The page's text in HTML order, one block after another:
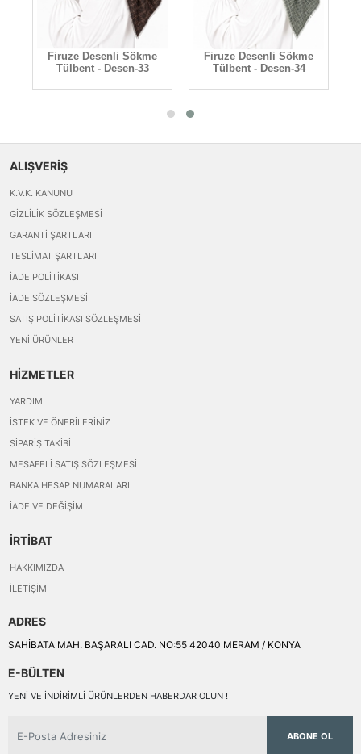
Firuze Desenli Sökme
Tülbent - Desen-33
Firuze Desenli Sökme
Tülbent - Desen-34
ALIŞVERİŞ
K.V.K. KANUNU
GIZLILIK SÖZLEŞMESI
GARANTI ŞARTLARI
TESLIMAT ŞARTLARI
İADE POLITIKASI
İADE SÖZLEŞMESI
SATIŞ POLITIKASI SÖZLEŞMESI
YENI ÜRÜNLER
HİZMETLER
YARDIM
İSTEK VE ÖNERILERINIZ
SIPARIŞ TAKIBI
MESAFELI SATIŞ SÖZLEŞMESI
BANKA HESAP NUMARALARI
İADE VE DEĞIŞIM
İRTİBAT
HAKKIMIZDA
İLETIŞIM
ADRES
SAHİBATA MAH. BAŞARALI CAD. NO:55 42040 MERAM / KONYA
E-BÜLTEN
YENI VE INDIRIMLI ÜRÜNLERDEN HABERDAR OLUN !
ABONE OL